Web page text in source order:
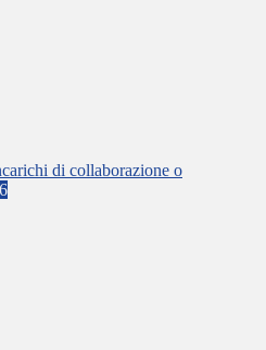
di collaborazione o
6